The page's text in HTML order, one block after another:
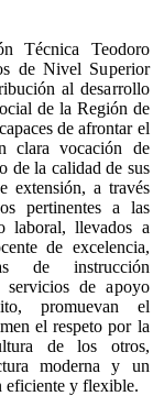
Técnica Teodoro
de Nivel Superior
al desarrollo
de la Región de
de afrontar el
clara vocación de
de la calidad de sus
extensión, a través
pertinentes a las
laboral, llevados a
de excelencia,
de instrucción
servicios de apoyo
promuevan el
el respeto por la
de los otros,
moderna y un
eficiente y flexible.